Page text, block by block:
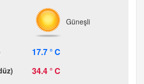
Güneşli
17.7 ° C
34.4 ° C